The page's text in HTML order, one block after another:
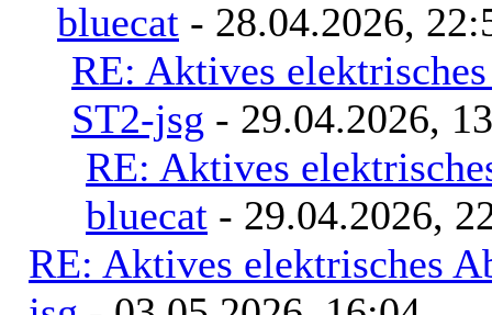
bluecat - 28.04.2026,
RE: Aktives
ST2-jsg - 29.04.2026,
RE: Aktives
bluecat - 29.04.2026,
RE: Aktives elektrisches